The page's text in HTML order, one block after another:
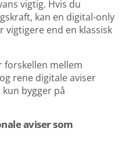
vigtig. Hvis du
kan en digital-only
end en klassisk
forskellen mellem
rene digitale aviser
kun bygger på
aviser som